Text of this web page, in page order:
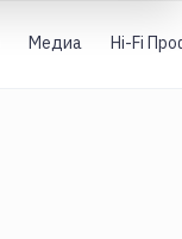
Медиа Hi-Fi